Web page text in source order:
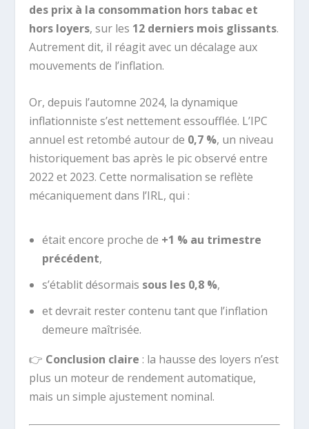
des prix à la consommation hors tabac et
hors loyers, sur les 12 derniers mois glissants.
Autrement dit, il réagit avec un décalage aux
mouvements de l’inflation.
Or, depuis l’automne 2024, la dynamique
inflationniste s’est nettement essoufflée. L’IPC
annuel est retombé autour de 0,7 %, un niveau
historiquement bas après le pic observé entre
2022 et 2023. Cette normalisation se reflète
mécaniquement dans l’IRL, qui :
était encore proche de +1 % au trimestre
précédent,
s’établit désormais sous les 0,8 %,
et devrait rester contenu tant que l’inflation
demeure maîtrisée.
👉 Conclusion claire : la hausse des loyers n’est
plus un moteur de rendement automatique,
mais un simple ajustement nominal.